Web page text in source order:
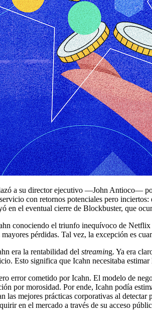
a su director ejecutivo —John Antioco—
con retornos potenciales pero inciertos:
en el eventual cierre de Blockbuster, que
conociendo el triunfo inequívoco de Netflix
pérdidas. Tal vez, la excepción es
era la rentabilidad del streaming. Ya era
Esto significa que Icahn necesitaba
error cometido por Icahn. El modelo de
por morosidad. Por ende, Icahn podía
las mejores prácticas corporativas al
en el mercado a través de su acceso